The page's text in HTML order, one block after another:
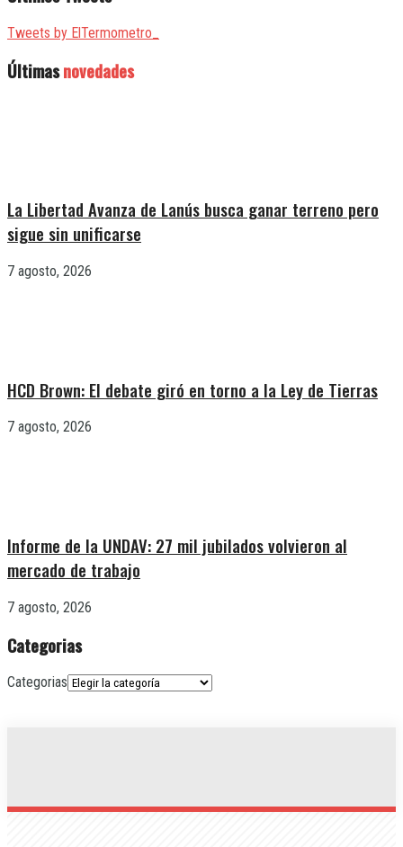
Tweets by ElTermometro_
Últimasnovedades
La Libertad Avanza de Lanús busca ganar terreno pero
sigue sin unificarse
7 agosto, 2026
HCD Brown: El debate giró en torno a la Ley de Tierras
7 agosto, 2026
Informe de la UNDAV: 27 mil jubilados volvieron al
mercado de trabajo
7 agosto, 2026
Categorias
Categorias